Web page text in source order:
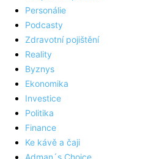
Personálie
Podcasty
Zdravotní pojištění
Reality
Byznys
Ekonomika
Investice
Politika
Finance
Ke kávě a čaji